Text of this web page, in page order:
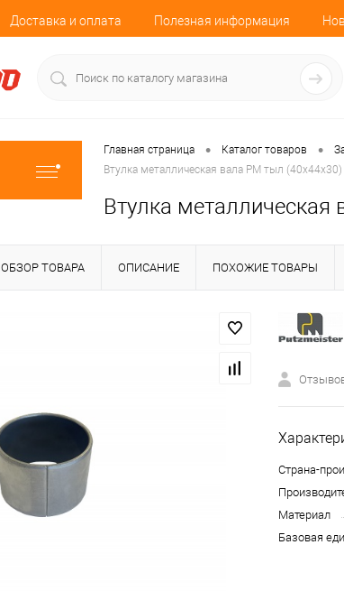
Доставка и оплата Полезная информация
Главная страница • Каталог товаров •
Втулка металлическая вала PM тыл (40х44х30)
Втулка металлическая
ОБЗОР ТОВАРА ОПИСАНИЕ ПОХОЖИЕ ТОВАРЫ
Страна-
Материал
Базовая